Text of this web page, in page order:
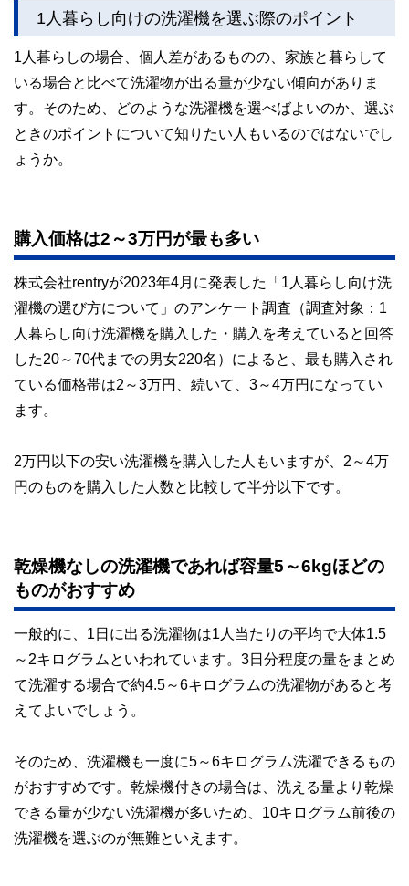
ど150名以上の有資格者を執筆者・監修者として迎え、むず
をわかりやすく発信している点です。
このように編集経験豊富なメンバーと金融や経済に精通した
やすさはもちろんのこと、読み応えのあるコンテンツと確か
な情報発信を実現しています。
1人暮らし向けの洗濯機を選ぶ際のポイント
1人暮らしの場合、個人差があるものの、家族と暮らして
いる場合と比べて洗濯物が出る量が少ない傾向がありま
す。そのため、どのような洗濯機を選べばよいのか、選ぶ
ときのポイントについて知りたい人もいるのではないでし
ょうか。
購入価格は2～3万円が最も多い
株式会社rentryが2023年4月に発表した「1人暮らし向け洗
濯機の選び方について」のアンケート調査（調査対象：1
人暮らし向け洗濯機を購入した・購入を考えていると回答
した20～70代までの男女220名）によると、最も購入され
ている価格帯は2～3万円、続いて、3～4万円になってい
ます。
2万円以下の安い洗濯機を購入した人もいますが、2～4万
円のものを購入した人数と比較して半分以下です。
乾燥機なしの洗濯機であれば容量5～6kgほどの
ものがおすすめ
一般的に、1日に出る洗濯物は1人当たりの平均で大体1.5
～2キログラムといわれています。3日分程度の量をまとめ
て洗濯する場合で約4.5～6キログラムの洗濯物があると考
えてよいでしょう。
そのため、洗濯機も一度に5～6キログラム洗濯できるもの
がおすすめです。乾燥機付きの場合は、洗える量より乾燥
できる量が少ない洗濯機が多いため、10キログラム前後の
洗濯機を選ぶのが無難といえます。